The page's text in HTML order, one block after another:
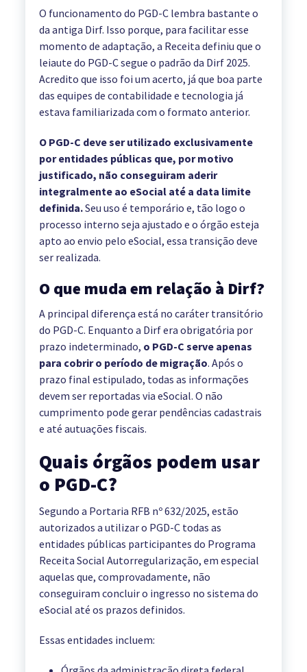
O funcionamento do PGD-C lembra bastante o
da antiga Dirf. Isso porque, para facilitar esse
momento de adaptação, a Receita definiu que o
leiaute do PGD-C segue o padrão da Dirf 2025.
Acredito que isso foi um acerto, já que boa parte
das equipes de contabilidade e tecnologia já
estava familiarizada com o formato anterior.
O PGD-C deve ser utilizado exclusivamente
por entidades públicas que, por motivo
justificado, não conseguiram aderir
integralmente ao eSocial até a data limite
definida.Seu uso é temporário e, tão logo o
processo interno seja ajustado e o órgão esteja
apto ao envio pelo eSocial, essa transição deve
ser realizada.
O que muda em relação à Dirf?
A principal diferença está no caráter transitório
do PGD-C. Enquanto a Dirf era obrigatória por
prazo indeterminado, o PGD-C serve apenas
para cobrir o período de migração. Após o
prazo final estipulado, todas as informações
devem ser reportadas via eSocial. O não
cumprimento pode gerar pendências cadastrais
e até autuações fiscais.
Quais órgãos podem usar
o PGD-C?
Segundo a Portaria RFB nº 632/2025, estão
autorizados a utilizar o PGD-C todas as
entidades públicas participantes do Programa
Receita Social Autorregularização, em especial
aquelas que, comprovadamente, não
conseguiram concluir o ingresso no sistema do
eSocial até os prazos definidos.
Essas entidades incluem: